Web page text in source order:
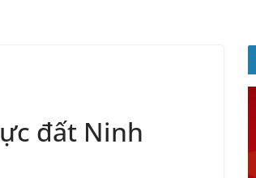
đất Ninh